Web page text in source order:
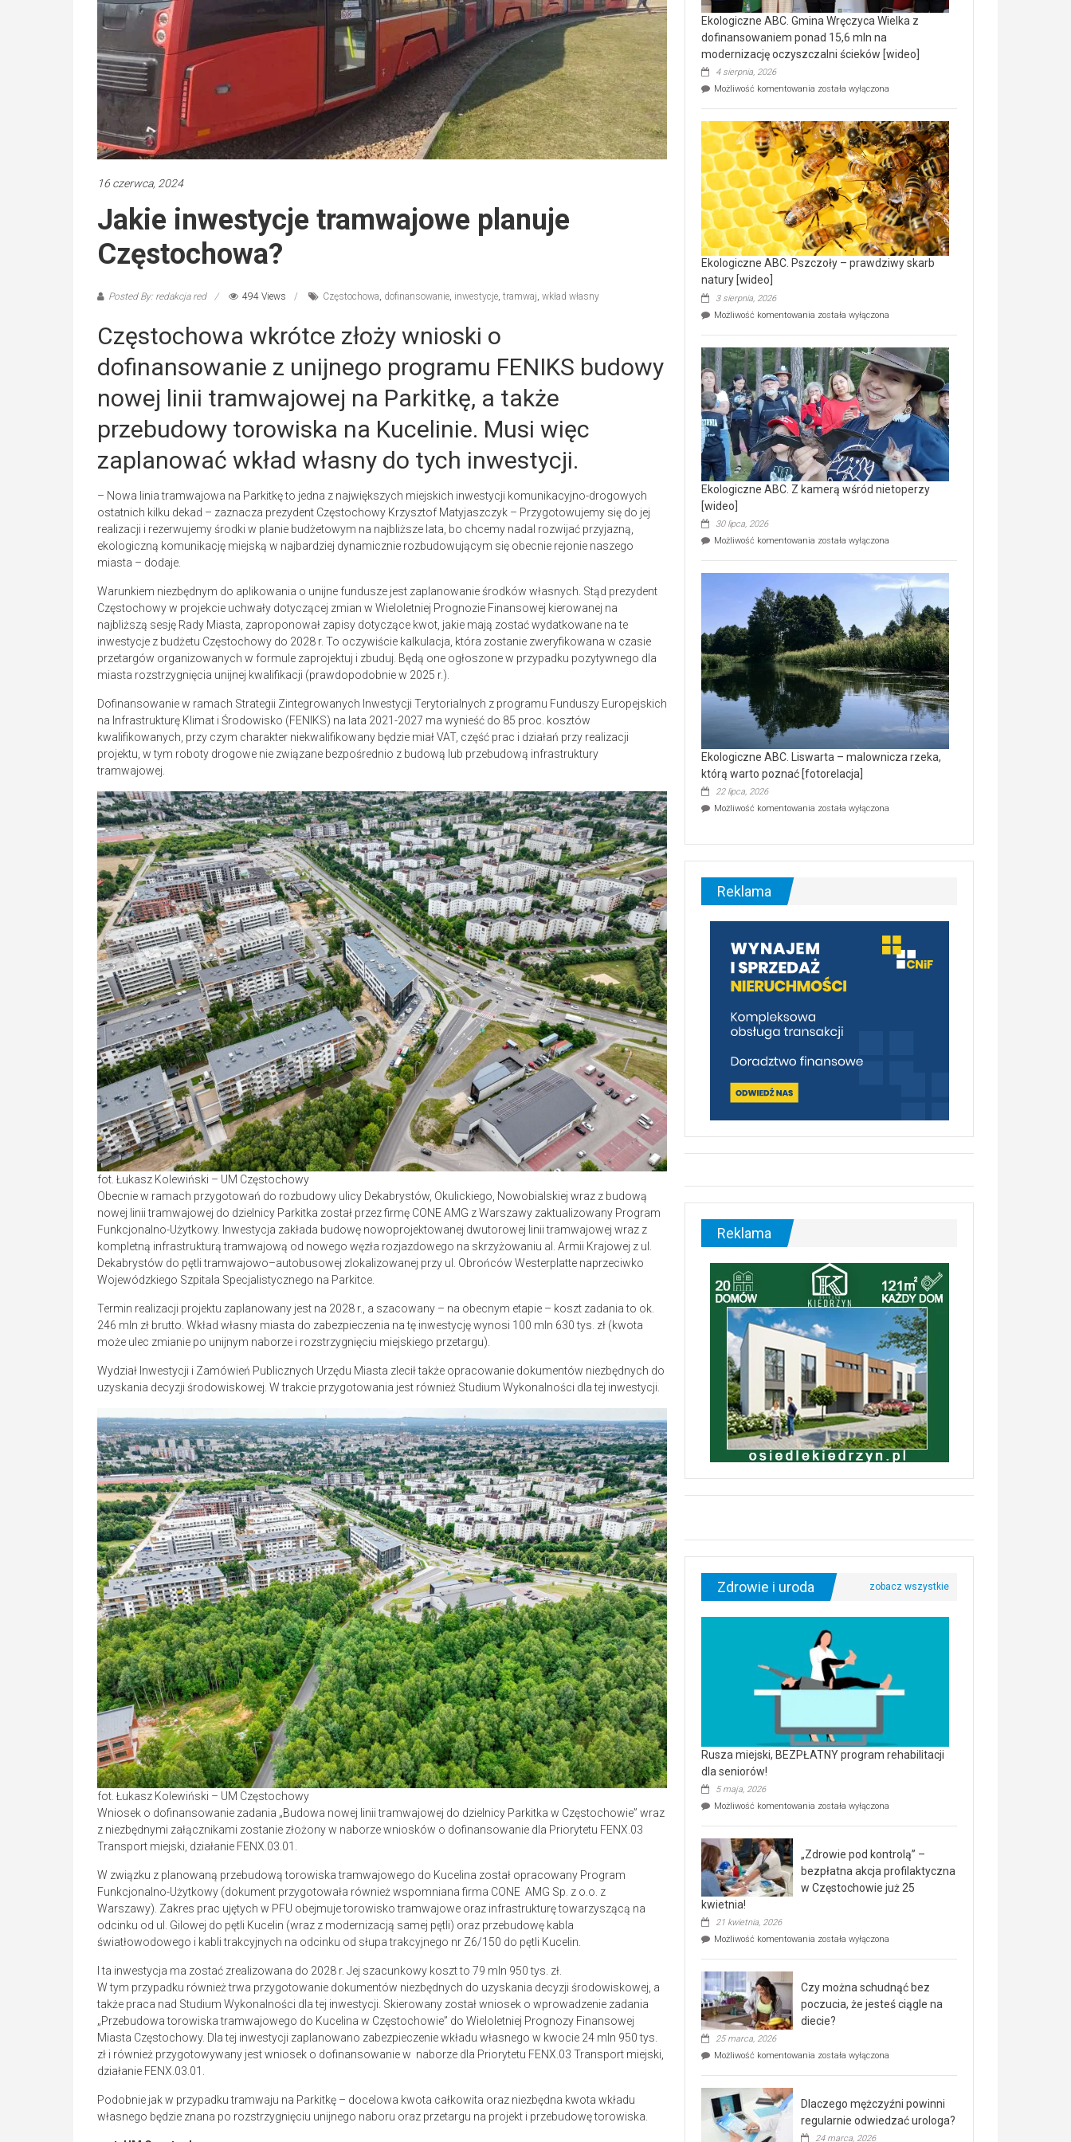
16 czerwca, 2024
Jakie inwestycje tramwajowe planuje
Częstochowa?
Posted By: redakcja red 494 Views Częstochowa, dofinansowanie, inwestycje, tramwaj, wkład własny
Częstochowa wkrótce złoży wnioski o
dofinansowanie z unijnego programu FENIKS budowy
nowej linii tramwajowej na Parkitkę, a także
przebudowy torowiska na Kucelinie. Musi więc
zaplanować wkład własny do tych inwestycji.
– Nowa linia tramwajowa na Parkitkę to jedna z największych miejskich inwestycji komunikacyjno-drogowych
ostatnich kilku dekad – zaznacza prezydent Częstochowy Krzysztof Matyjaszczyk – Przygotowujemy się do jej
realizacji i rezerwujemy środki w planie budżetowym na najbliższe lata, bo chcemy nadal rozwijać przyjazną,
ekologiczną komunikację miejską w najbardziej dynamicznie rozbudowującym się obecnie rejonie naszego
miasta – dodaje.
Warunkiem niezbędnym do aplikowania o unijne fundusze jest zaplanowanie środków własnych. Stąd prezydent
Częstochowy w projekcie uchwały dotyczącej zmian w Wieloletniej Prognozie Finansowej kierowanej na
najbliższą sesję Rady Miasta, zaproponował zapisy dotyczące kwot, jakie mają zostać wydatkowane na te
inwestycje z budżetu Częstochowy do 2028 r. To oczywiście kalkulacja, która zostanie zweryfikowana w czasie
przetargów organizowanych w formule zaprojektuj i zbuduj. Będą one ogłoszone w przypadku pozytywnego dla
miasta rozstrzygnięcia unijnej kwalifikacji (prawdopodobnie w 2025 r.).
Dofinansowanie w ramach Strategii Zintegrowanych Inwestycji Terytorialnych z programu Funduszy Europejskich
na Infrastrukturę Klimat i Środowisko (FENIKS) na lata 2021-2027 ma wynieść do 85 proc. kosztów
kwalifikowanych, przy czym charakter niekwalifikowany będzie miał VAT, część prac i działań przy realizacji
projektu, w tym roboty drogowe nie związane bezpośrednio z budową lub przebudową infrastruktury
tramwajowej.
fot. Łukasz Kolewiński – UM Częstochowy
Obecnie w ramach przygotowań do rozbudowy ulicy Dekabrystów, Okulickiego, Nowobialskiej wraz z budową
nowej linii tramwajowej do dzielnicy Parkitka został przez firmę CONE AMG z Warszawy zaktualizowany Program
Funkcjonalno-Użytkowy. Inwestycja zakłada budowę nowoprojektowanej dwutorowej linii tramwajowej wraz z
kompletną infrastrukturą tramwajową od nowego węzła rozjazdowego na skrzyżowaniu al. Armii Krajowej z ul.
Dekabrystów do pętli tramwajowo–autobusowej zlokalizowanej przy ul. Obrońców Westerplatte naprzeciwko
Wojewódzkiego Szpitala Specjalistycznego na Parkitce.
Termin realizacji projektu zaplanowany jest na 2028 r., a szacowany – na obecnym etapie – koszt zadania to ok.
246 mln zł brutto. Wkład własny miasta do zabezpieczenia na tę inwestycję wynosi 100 mln 630 tys. zł (kwota
może ulec zmianie po unijnym naborze i rozstrzygnięciu miejskiego przetargu).
Wydział Inwestycji i Zamówień Publicznych Urzędu Miasta zlecił także opracowanie dokumentów niezbędnych do
uzyskania decyzji środowiskowej. W trakcie przygotowania jest również Studium Wykonalności dla tej inwestycji.
fot. Łukasz Kolewiński – UM Częstochowy
Wniosek o dofinansowanie zadania „Budowa nowej linii tramwajowej do dzielnicy Parkitka w Częstochowie” wraz
z niezbędnymi załącznikami zostanie złożony w naborze wniosków o dofinansowanie dla Priorytetu FENX.03
Transport miejski, działanie FENX.03.01.
W związku z planowaną przebudową torowiska tramwajowego do Kucelina został opracowany Program
Funkcjonalno-Użytkowy (dokument przygotowała również wspomniana firma CONE AMG Sp. z o.o. z
Warszawy). Zakres prac ujętych w PFU obejmuje torowisko tramwajowe oraz infrastrukturę towarzyszącą na
odcinku od ul. Gilowej do pętli Kucelin (wraz z modernizacją samej pętli) oraz przebudowę kabla
światłowodowego i kabli trakcyjnych na odcinku od słupa trakcyjnego nr Z6/150 do pętli Kucelin.
I ta inwestycja ma zostać zrealizowana do 2028 r. Jej szacunkowy koszt to 79 mln 950 tys. zł.
W tym przypadku również trwa przygotowanie dokumentów niezbędnych do uzyskania decyzji środowiskowej, a
także praca nad Studium Wykonalności dla tej inwestycji. Skierowany został wniosek o wprowadzenie zadania
„Przebudowa torowiska tramwajowego do Kucelina w Częstochowie” do Wieloletniej Prognozy Finansowej
Miasta Częstochowy. Dla tej inwestycji zaplanowano zabezpieczenie wkładu własnego w kwocie 24 mln 950 tys.
zł i również przygotowywany jest wniosek o dofinansowanie w naborze dla Priorytetu FENX.03 Transport miejski,
działanie FENX.03.01.
Podobnie jak w przypadku tramwaju na Parkitkę – docelowa kwota całkowita oraz niezbędna kwota wkładu
własnego będzie znana po rozstrzygnięciu unijnego naboru oraz przetargu na projekt i przebudowę torowiska.
Ekologiczne ABC. Gmina Wręczyca Wielka z
dofinansowaniem ponad 15,6 mln na
modernizację oczyszczalni ścieków [wideo]
4 sierpnia, 2026
Możliwość komentowania Ekologiczne
Wręczyca
Wielka
z
dofinansowaniem
ponad
15,6
mln
na
modernizację
oczyszczalni
ścieków
[wideo]
została wyłączona
Ekologiczne ABC. Pszczoły – prawdziwy skarb
natury [wideo]
3 sierpnia, 2026
Możliwość komentowania Ekologiczne
–
prawdziwy
skarb
natury
[wideo]
została wyłączona
Ekologiczne ABC. Z kamerą wśród nietoperzy
[wideo]
30 lipca, 2026
Możliwość komentowania Ekologiczne
wśród
nietoperzy
[wideo]
została wyłączona
Ekologiczne ABC. Liswarta – malownicza rzeka,
którą warto poznać [fotorelacja]
22 lipca, 2026
Możliwość komentowania Ekologiczne
–
malownicza
[fotorelacja]
została wyłączona
Reklama
Reklama
Zdrowie i uroda
Rusza miejski, BEZPŁATNY program rehabilitacji
dla seniorów!
5 maja, 2026
Możliwość komentowania Rusza
rehabilitacji
dla
seniorów!
została wyłączona
„Zdrowie pod kontrolą” –
bezpłatna akcja profilaktyczna
w Częstochowie już 25
kwietnia!
21 kwietnia, 2026
Możliwość komentowania „Zdrowie
bezpłatna
akcja
profilaktyczna
w
już
kwietnia!
została wyłączona
Czy można schudnąć bez
poczucia, że jesteś ciągle na
diecie?
25 marca, 2026
Możliwość komentowania Czy
poczucia,
że
została wyłączona
Dlaczego mężczyźni powinni
regularnie odwiedzać urologa?
24 marca, 2026